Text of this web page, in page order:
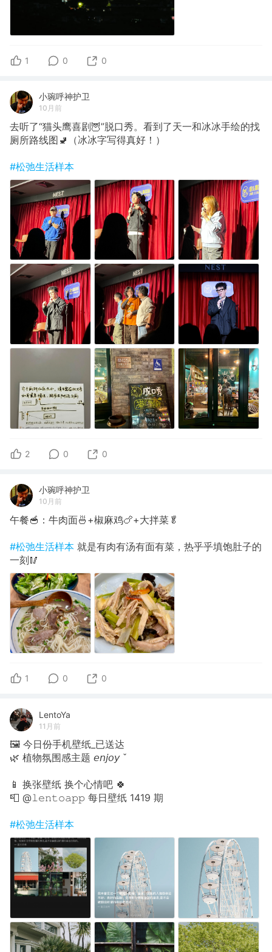
1 0 0
小琬呼神护卫
10月前
去听了“猫头鹰喜剧🦉”脱口秀。看到了天一和冰冰手绘的找
厕所路线图🚽（冰冰字写得真好！）
#松弛生活样本
2 0 0
小琬呼神护卫
10月前
午餐🥣：牛肉面🍜+椒麻鸡🍗+大拌菜🥬
#松弛生活样本 就是有肉有汤有面有菜，热乎乎填饱肚子的
一刻🥢
1 0 0
LentoYa
11月前
🖼 今日份手机壁纸_已送达
🌿 植物氛围感主题 𝘦𝘯𝘫𝘰𝘺 ˇ
📱 换张壁纸 换个心情吧 🍀
📮 @𝚕𝚎𝚗𝚝𝚘𝚊𝚙𝚙 每日壁纸 1419 期
#松弛生活样本